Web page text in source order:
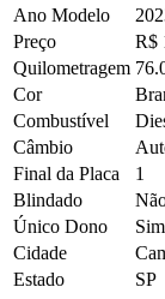
Ano Modelo
Preço
R$
Quilometragem
Cor
Combustível
Câmbio
Final da Placa
1
Blindado
Único Dono
Sim
Cidade
Estado
SP